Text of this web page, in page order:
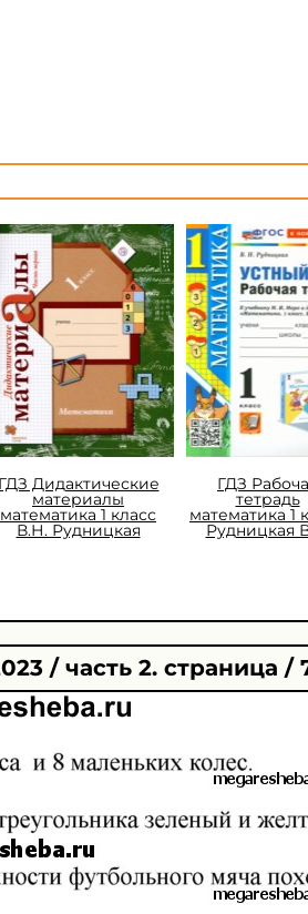
ГДЗ Дидактические
материалы
математика 1 класс
В.Н. Рудницкая
ГДЗ
тетрадь
математика 1
Рудницкая
/ часть 2. страница /